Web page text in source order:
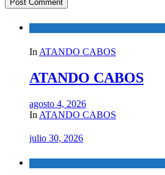
In ATANDO CABOS
ATANDO CABOS
agosto 4, 2026
In ATANDO CABOS
julio 30, 2026